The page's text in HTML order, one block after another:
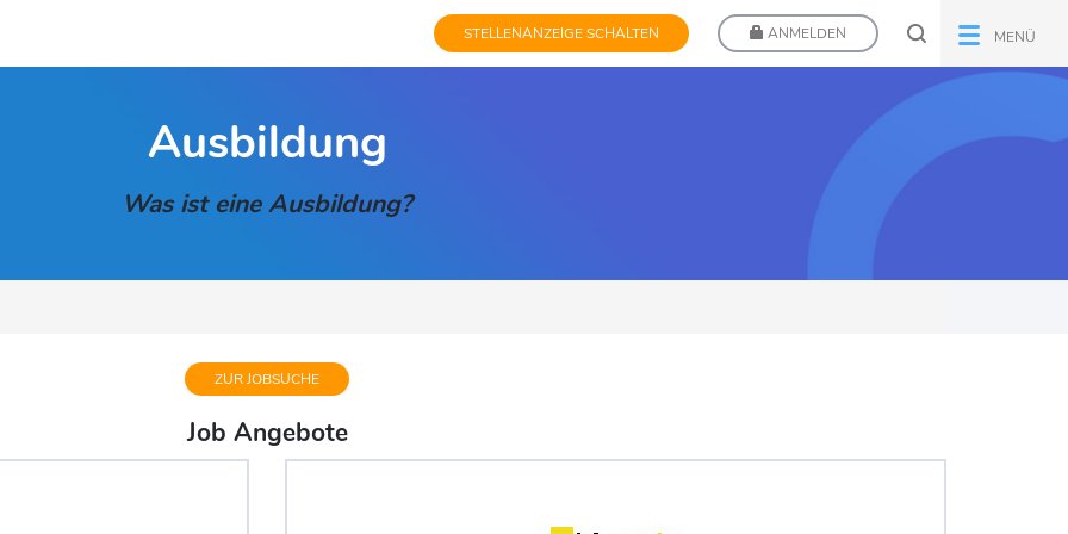
STELLENANZEIGE SCHALTEN ANMELDEN MENÜ
Ausbildung
Was ist eine Ausbildung?
ZUR JOBSUCHE
Job Angebote